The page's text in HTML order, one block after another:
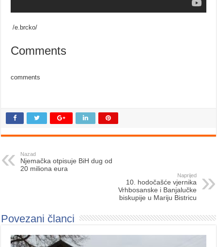
/e.brcko/
Comments
comments
Nazad
Njemačka otpisuje BiH dug od
20 miliona eura
Naprijed
10. hodočašće vjernika
Vrhbosanske i Banjalučke
biskupije u Mariju Bistricu
Povezani članci